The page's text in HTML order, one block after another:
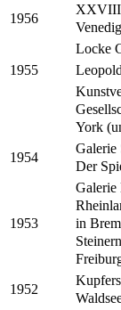
1956
XXVIII.
Venedig
Locke
1955
York
1954
Galerie
Der
1953
Galerie
in
1952